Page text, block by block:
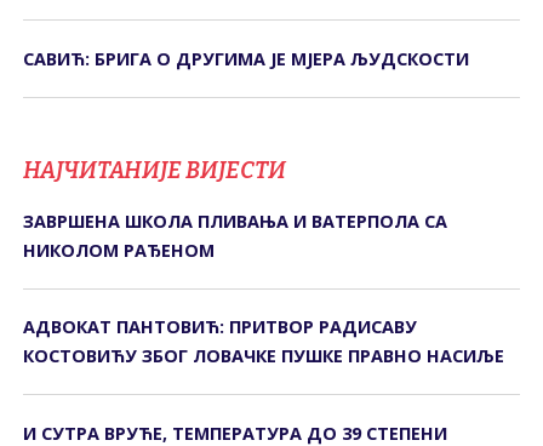
САВИЋ: БРИГА О ДРУГИМА ЈЕ МЈЕРА ЉУДСКОСТИ
НАЈЧИТАНИЈЕ ВИЈЕСТИ
ЗАВРШЕНА ШКОЛА ПЛИВАЊА И ВАТЕРПОЛА СА
НИКОЛОМ РАЂЕНОМ
АДВОКАТ ПАНТОВИЋ: ПРИТВОР РАДИСАВУ
КОСТОВИЋУ ЗБОГ ЛОВАЧКЕ ПУШКЕ ПРАВНО НАСИЉЕ
И СУТРА ВРУЋЕ, ТЕМПЕРАТУРА ДО 39 СТЕПЕНИ